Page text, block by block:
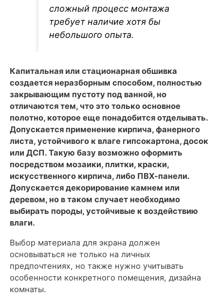
сложный процесс монтажа
требует наличие хотя бы
небольшого опыта.
Капитальная или стационарная обшивка
создается неразборным способом, полностью
закрывающим пустоту под ванной, но
отличаются тем, что это только основное
полотно, которое еще понадобится отделывать.
Допускается применение кирпича, фанерного
листа, устойчивого к влаге гипсокартона, досок
или ДСП. Такую базу возможно оформить
посредством мозаики, плитки, краски,
искусственного кирпича, либо ПВХ-панели.
Допускается декорирование камнем или
деревом, но в таком случает необходимо
выбирать породы, устойчивые к воздействию
влаги.
Выбор материала для экрана должен
основываться не только на личных
предпочтениях, но также нужно учитывать
особенности конкретного помещения, дизайна
комнаты.